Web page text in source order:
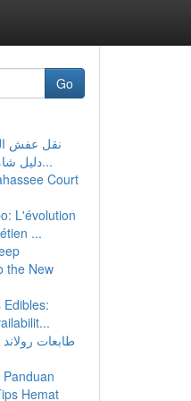
Go
نقل عفش
دليل شامل للخدمات والأ...
Court
L'évolution
...
the New
Edibles:
طابعات
Hemat